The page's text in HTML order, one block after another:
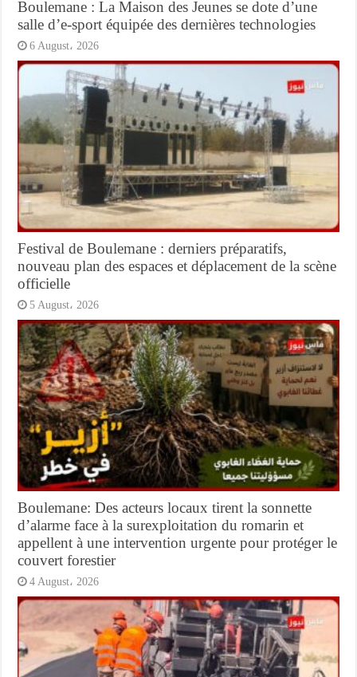
Boulemane : La Maison des Jeunes se dote d’une
salle d’e-sport équipée des dernières technologies
6 August، 2026
Festival de Boulemane : derniers préparatifs,
nouveau plan des espaces et déplacement de la scène
officielle
5 August، 2026
Boulemane: Des acteurs locaux tirent la sonnette
d’alarme face à la surexploitation du romarin et
appellent à une intervention urgente pour protéger le
couvert forestier
4 August، 2026